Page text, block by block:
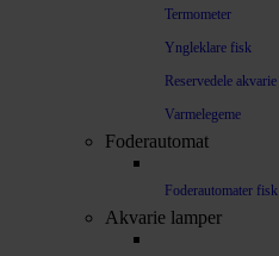
Termometer
Yngleklare fisk
Reservedele akvarie
Varmelegeme
Foderautomat
Foderautomater fisk
Akvarie lamper